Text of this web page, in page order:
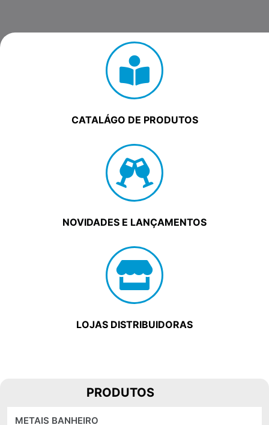
CATALÁGO DE PRODUTOS
NOVIDADES E LANÇAMENTOS
LOJAS DISTRIBUIDORAS
PRODUTOS
METAIS BANHEIRO